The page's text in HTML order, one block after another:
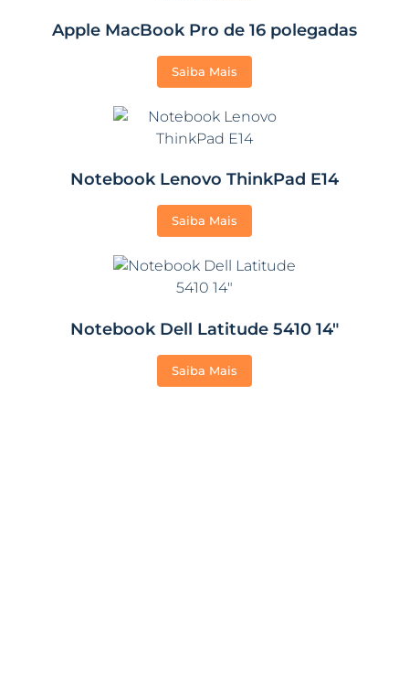
Apple MacBook Pro de 16 polegadas
Saiba Mais
Notebook Lenovo ThinkPad E14
Saiba Mais
Notebook Dell Latitude 5410 14″
Saiba Mais